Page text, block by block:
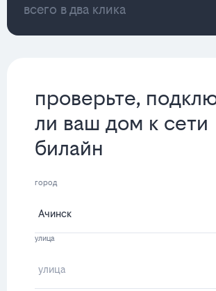
всего в два клика
проверьте,
ли ваш дом к сети
билайн
город
улица